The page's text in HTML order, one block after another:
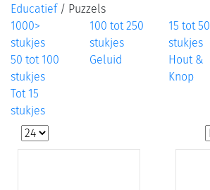
Educatief / Puzzels
1000>
stukjes
100 tot 250
stukjes
15 tot 50
stukjes
50 tot 100
stukjes
Geluid
Hout &
Knop
Tot 15
stukjes